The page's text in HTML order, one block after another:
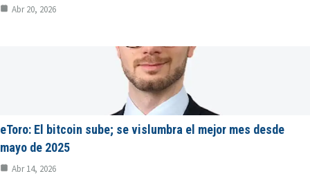
Abr 20, 2026
eToro: El bitcoin sube; se vislumbra el mejor mes desde
mayo de 2025
Abr 14, 2026